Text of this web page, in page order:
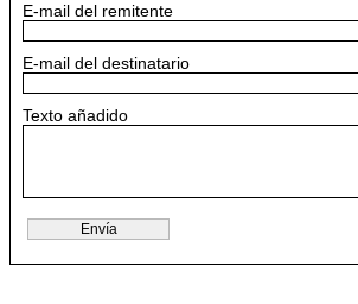
E-mail del remitente
E-mail del destinatario
Texto añadido